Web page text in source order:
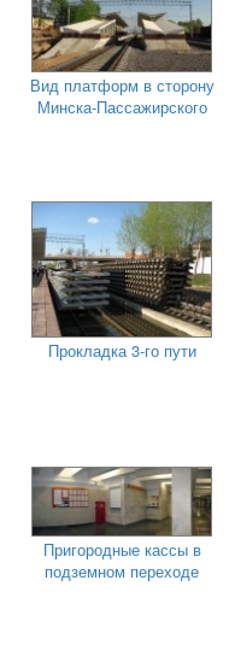
Вид платформ в сторону
Минска-Пассажирского
Прокладка 3-го пути
Пригородные кассы в
подземном переходе